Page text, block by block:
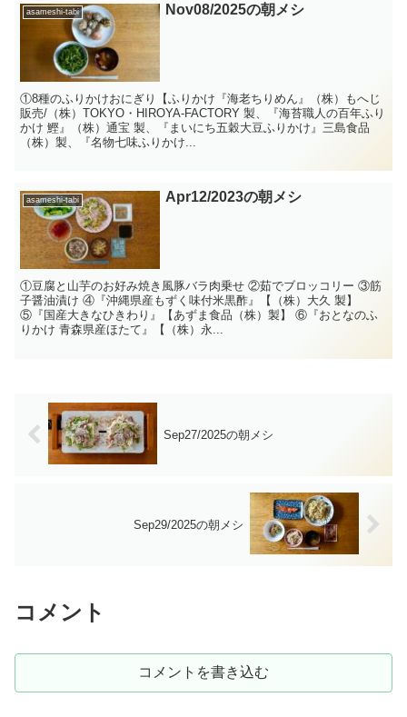
asameshi-tabi Nov08/2025の朝メシ
①8種のふりかけおにぎり【ふりかけ『海老ちりめん』（株）もへじ
販売/（株）TOKYO・HIROYA-FACTORY 製、『海苔職人の百年ふり
かけ 鰹』（株）通宝 製、『まいにち五穀大豆ふりかけ』三島食品
（株）製、『名物七味ふりかけ...
asameshi-tabi Apr12/2023の朝メシ
①豆腐と山芋のお好み焼き風豚バラ肉乗せ ②茹でブロッコリー ③筋
子醤油漬け ④『沖縄県産もずく味付米黒酢』【（株）大久 製】
⑤『国産大きなひきわり』【あずま食品（株）製】 ⑥『おとなのふ
りかけ 青森県産ほたて』【（株）永...
Sep27/2025の朝メシ
Sep29/2025の朝メシ
コメント
コメントを書き込む